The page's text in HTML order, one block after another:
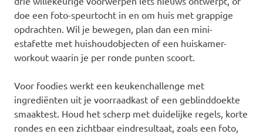
doe een foto-speurtocht in en om huis met grappige
opdrachten. Wil je bewegen, plan dan een mini-
estafette met huishoudobjecten of een huiskamer-
workout waarin je per ronde punten scoort.
Voor foodies werkt een keukenchallenge met
ingrediënten uit je voorraadkast of een geblinddoekte
smaaktest. Houd het scherp met duidelijke regels, korte
rondes en een zichtbaar eindresultaat, zoals een foto,